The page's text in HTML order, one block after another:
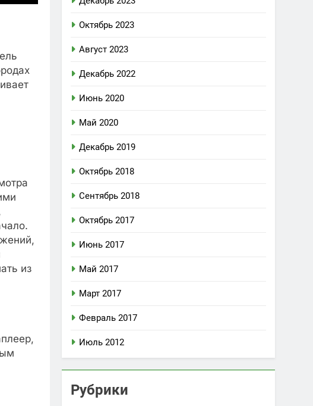
из
Октябрь 2023
Август 2023
Декабрь 2022
Июнь 2020
Май 2020
Декабрь 2019
Октябрь 2018
Сентябрь 2018
Октябрь 2017
Июнь 2017
Май 2017
Март 2017
Февраль 2017
Июль 2012
Рубрики